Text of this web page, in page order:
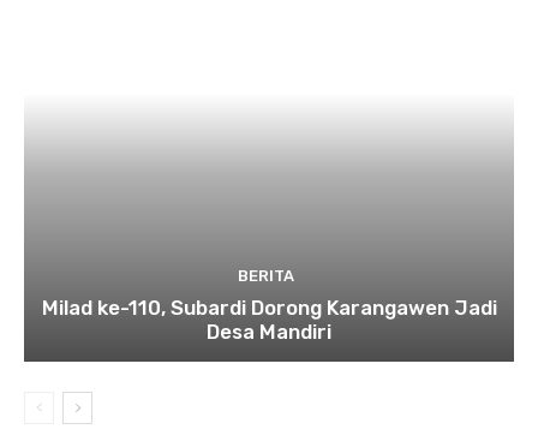
BERITA
Milad ke-110, Subardi Dorong Karangawen Jadi
Desa Mandiri